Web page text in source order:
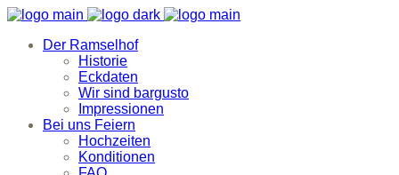
Der Ramselhof
Historie
Eckdaten
Wir sind bargusto
Impressionen
Bei uns Feiern
Hochzeiten
Konditionen